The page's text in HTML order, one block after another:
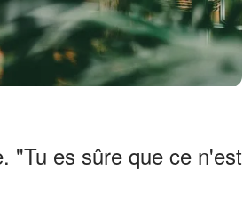
"Tu es sûre que ce n'est